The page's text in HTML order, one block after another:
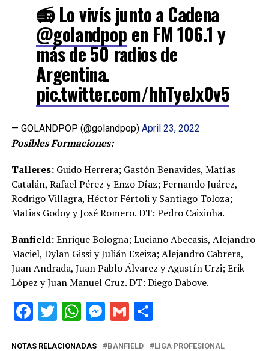
📻 Lo vivís junto a Cadena
@golandpop en FM 106.1 y
más de 50 radios de
Argentina.
pic.twitter.com/hhTyeJx0v5
— GOLANDPOP (@golandpop) April 23, 2022
Posibles Formaciones:
Talleres:Guido Herrera; Gastón Benavides, Matías
Catalán, Rafael Pérez y Enzo Díaz; Fernando Juárez,
Rodrigo Villagra, Héctor Fértoli y Santiago Toloza;
Matias Godoy y José Romero. DT: Pedro Caixinha.
Banfield:Enrique Bologna; Luciano Abecasis, Alejandro
Maciel, Dylan Gissi y Julián Ezeiza; Alejandro Cabrera,
Juan Andrada, Juan Pablo Álvarez y Agustín Urzi; Erik
López y Juan Manuel Cruz. DT: Diego Dabove.
Facebook
Twitter
WhatsApp
Messenger
GmailShare
NOTAS RELACIONADAS BANFIELD
LIGA PROFESIONAL